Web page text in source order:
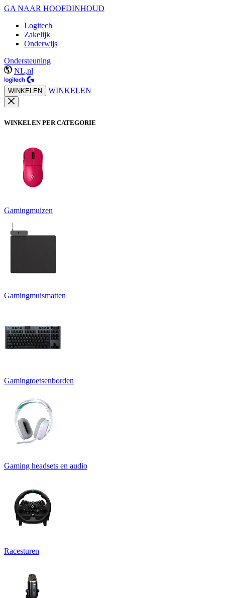
GA NAAR HOOFDINHOUD
Logitech
Zakelijk
Onderwijs
Ondersteuning
NL,nl
WINKELEN WINKELEN
WINKELEN PER CATEGORIE
Gamingmuizen
Gamingmuismatten
Gamingtoetsenborden
Gaming headsets en audio
Racesturen